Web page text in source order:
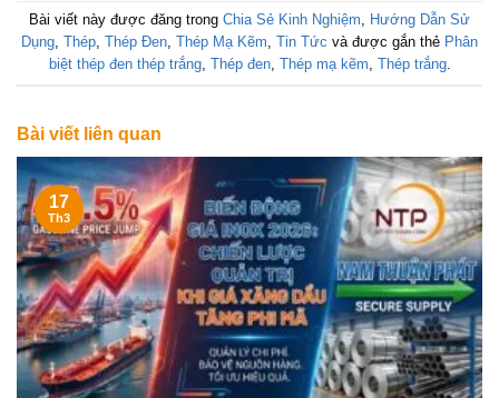
Bài viết này được đăng trong Chia Sẻ Kinh Nghiệm, Hướng Dẫn Sử
Dụng, Thép, Thép Đen, Thép Mạ Kẽm, Tin Tức và được gắn thẻ Phân
biệt thép đen thép trắng, Thép đen, Thép mạ kẽm, Thép trắng.
Bài viết liên quan
17
Th3